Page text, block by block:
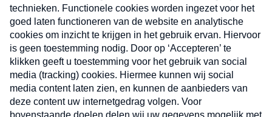
Verzend